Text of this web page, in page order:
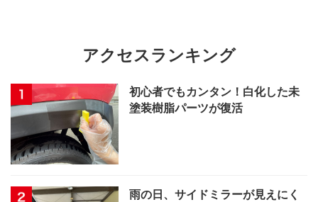
アクセスランキング
初心者でもカンタン！白化した未
塗装樹脂パーツが復活
雨の日、サイドミラーが見えにく